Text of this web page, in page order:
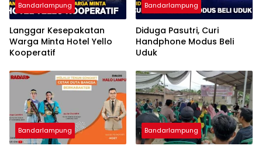
Bandarlampung
Langgar Kesepakatan
Warga Minta Hotel Yello
Kooperatif
Bandarlampung
Diduga Pasutri, Curi
Handphone Modus Beli
Uduk
Bandarlampung Bandarlampung